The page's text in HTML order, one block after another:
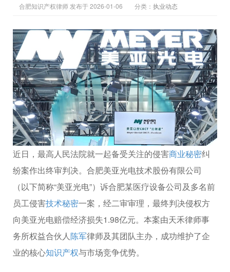
合肥知识产权律师 发布于 2026-01-06 分类： 执业动态
近日，最高人民法院就一起备受关注的侵害商业秘密纠
纷案作出终审判决。合肥美亚光电技术股份有限公司
（以下简称“美亚光电”）诉合肥某医疗设备公司及多名前
员工侵害技术秘密一案，经二审审理，最终判决侵权方
向美亚光电赔偿经济损失1.98亿元。本案由天禾律师事
务所权益合伙人陈军律师及其团队主办，成功维护了企
业的核心知识产权与市场竞争优势。